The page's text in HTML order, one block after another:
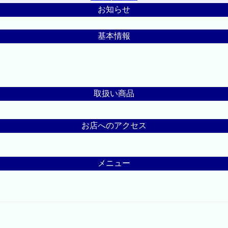
お知らせ
基本情報
取扱い商品
お店へのアクセス
メニュー